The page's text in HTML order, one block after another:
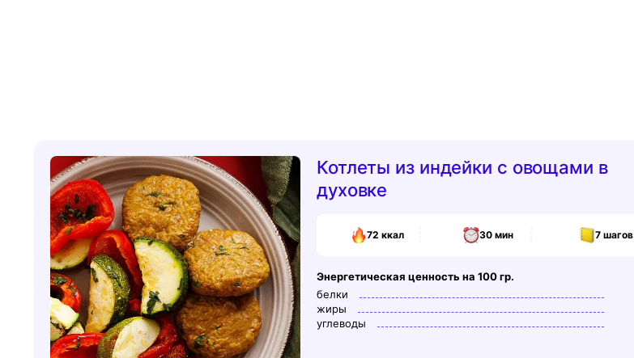
Котлеты из индейки с овощами в
духовке
72 ккал 30 мин 7 шагов
Энергетическая ценность на 100 гр.
белки
жиры
углеводы